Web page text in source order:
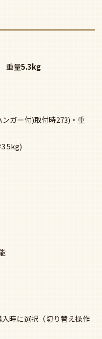
量5.3kg
ガー付)取付時273)・重
時に選択（切り替え操作